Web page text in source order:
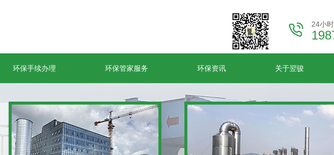
24小
环保手续办理 环保管家服务 环保资讯 关于翌骏